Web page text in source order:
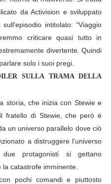
nuovo poster
nuovo trailer in italiano!
- Storie mai narrate e
TV #5 Breaking Bad
anche in Italia
da Activision e sviluppato
intitolato: “Viaggio
criticare quasi tutto in
divertente. Quindi
solo i suoi pregi.
SULLA TRAMA DELLA
storia, che inizia con Stewie e
fratello di Stewie, che però è
un universo parallelo dove ciò
a distruggere l'universo
protagonisti si gettano
catastrofe imminente.
pochi comandi e piuttosto